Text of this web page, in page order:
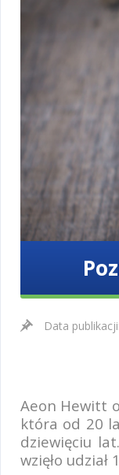
Data
Aeon Hewitt
która od 20
dziewięciu
wzięło udział